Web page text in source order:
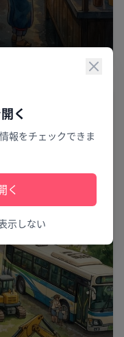
閉じ
く
報をチェックできま
く
示しない
3